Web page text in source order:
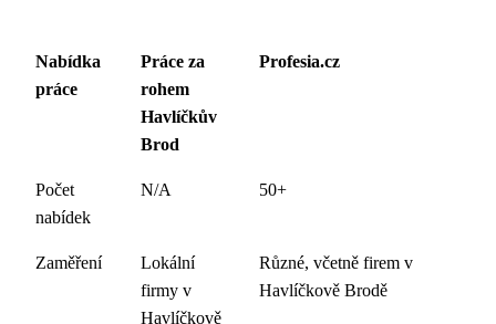
Nabídka
práce
Práce za
rohem
Havlíčkův
Brod
Profesia.cz
Počet
nabídek
N/A 50+
Zaměření
Lokální
firmy v
Havlíčkově
Různé, včetně firem v
Havlíčkově Brodě